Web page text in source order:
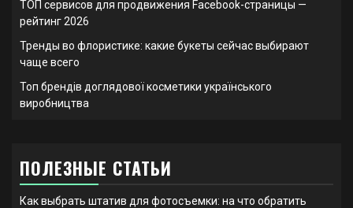
ТОП сервисов для продвижения Facebook-страницы —
рейтинг 2026
Тренды во флористике: какие букеты сейчас выбирают
чаще всего
Топ брендів доглядової косметики українського
виробництва
ПОЛЕЗНЫЕ СТАТЬИ
Как выбрать штатив для фотосъемки: на что обратить